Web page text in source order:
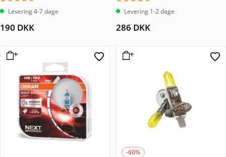
Vurderet
4.00Levering 4-7 dage
190 DKK
Vurderet
4.00Levering 1-2 dage
286 DKK
-60%